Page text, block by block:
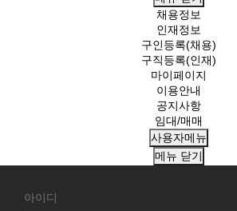
채용정보
인재정보
구인등록(채용)
구직등록(인재)
마이페이지
이용안내
공지사항
임대/매매
사용자메뉴
메뉴 닫기
원